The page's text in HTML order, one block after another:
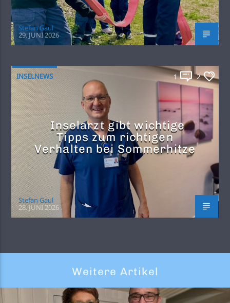
Stefan Gaul
29. JUNI 2026
INSELNEWS 1 2
Inselarzt gibt wichtige
Tipps zum richtigen
Verhalten bei Sommerhitze
Stefan Gaul
28. JUNI 2026
Weitere Artikel